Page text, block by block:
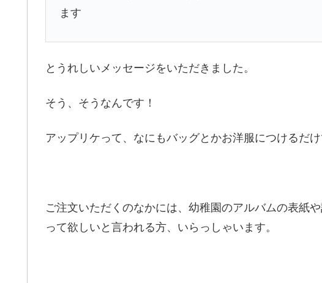
ます
とうれしいメッセージをいただきました。
そう、そうなんです！
アップリケって、なにもバッグとかお洋服につけるだ
ご注文いただくのなかには、幼稚園のアルバムの表紙
って欲しいと言われる方、いらっしゃいます。